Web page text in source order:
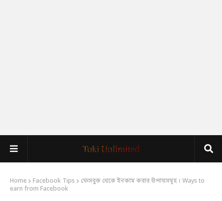
Home Facebook Tips
ফেসবুক থেকে ইনকাম করার উপায়সমূহ । Ways to
earn from Facebook